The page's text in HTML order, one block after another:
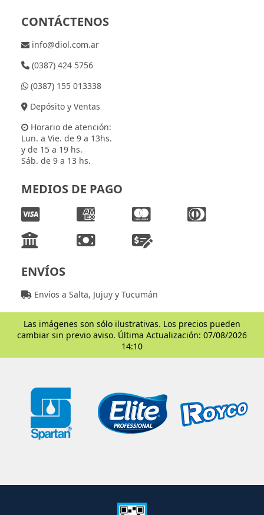
CONTÁCTENOS
info@diol.com.ar
(0387) 424 5756
(0387) 155 013338
Depósito y Ventas
Horario de atención:
Lun. a Vie. de 9 a 13hs.
y de 15 a 19 hs.
Sáb. de 9 a 13 hs.
MEDIOS DE PAGO
ENVÍOS
Envíos a Salta, Jujuy y Tucumán
Las imágenes son sólo ilustrativas. Los precios pueden
cambiar sin previo aviso. Última Actualización: 07/08/2026
14:10